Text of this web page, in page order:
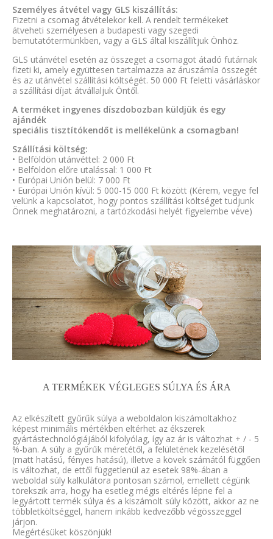
Személyes átvétel vagy GLS kiszállítás:
Fizetni a csomag átvételekor kell. A rendelt termékeket
átveheti személyesen a budapesti vagy szegedi
bemutatótermünkben, vagy a GLS által kiszállítjuk Önhöz.
GLS utánvétel esetén az összeget a csomagot átadó futárnak
fizeti ki, amely együttesen tartalmazza az áruszámla összegét
és az utánvétel szállítási költségét. 50 000 Ft feletti vásárláskor
a szállítási díjat átvállaljuk Öntől.
A terméket ingyenes díszdobozban küldjük és egy
ajándék
speciális tisztítókendőt is mellékelünk a csomagban!
Szállítási költség:
• Belföldön utánvéttel: 2 000 Ft
• Belföldön előre utalással: 1 000 Ft
• Európai Unión belül: 7 000 Ft
• Európai Unión kívül: 5 000-15 000 Ft között (Kérem, vegye fel
velünk a kapcsolatot, hogy pontos szállítási költséget tudjunk
Önnek meghatározni, a tartózkodási helyét figyelembe véve)
A TERMÉKEK VÉGLEGES SÚLYA ÉS ÁRA
Az elkészített gyűrűk súlya a weboldalon kiszámoltakhoz
képest minimális mértékben eltérhet az ékszerek
gyártástechnológiájából kifolyólag, így az ár is változhat + / - 5
%-ban. A súly a gyűrűk méretétől, a felületének kezelésétől
(matt hatású, fényes hatású), illetve a kövek számától függően
is változhat, de ettől függetlenül az esetek 98%-ában a
weboldal súly kalkulátora pontosan számol, emellett cégünk
törekszik arra, hogy ha esetleg mégis eltérés lépne fel a
legyártott termék súlya és a kiszámolt súly között, akkor az ne
többletköltséggel, hanem inkább kedvezőbb végösszeggel
járjon.
Megértésüket köszönjük!